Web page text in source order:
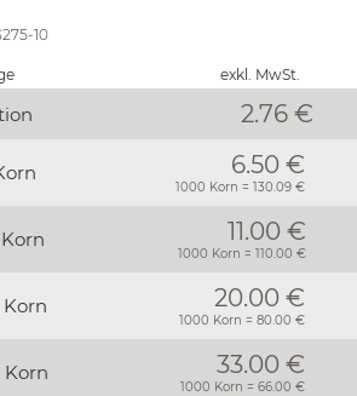
10
exkl. MwSt.
2.76 €
6.50 €
1000 Korn = 130.09 €
11.00 €
1000 Korn = 110.00 €
Korn 20.00 €
1000 Korn = 80.00 €
Korn 33.00 €
1000 Korn = 66.00 €